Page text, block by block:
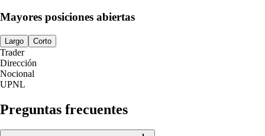
Mayores posiciones abiertas
Largo Corto
Trader
Dirección
Nocional
UPNL
Preguntas frecuentes